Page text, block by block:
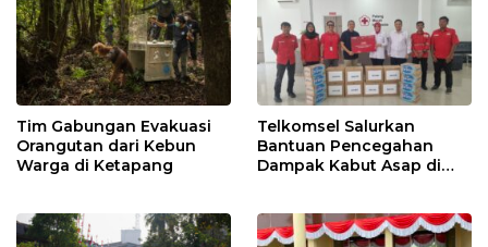
Tim Gabungan Evakuasi
Orangutan dari Kebun
Warga di Ketapang
Telkomsel Salurkan
Bantuan Pencegahan
Dampak Kabut Asap di